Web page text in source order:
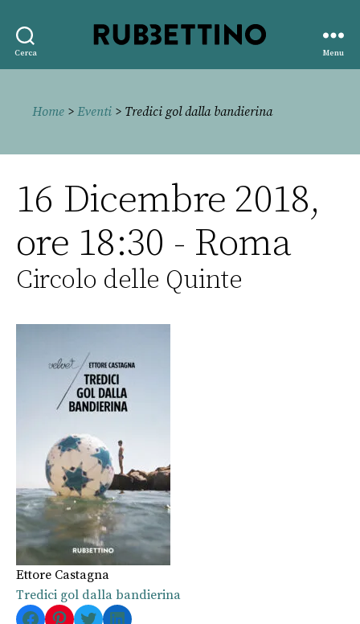
Cerca
editore
Menu
Home > Eventi > Tredici gol dalla bandierina
16 Dicembre 2018,
ore 18:30 - Roma
Circolo delle Quinte
Ettore Castagna
Tredici gol dalla bandierina
Facebook
Pinterest
TwitterLinkedIn